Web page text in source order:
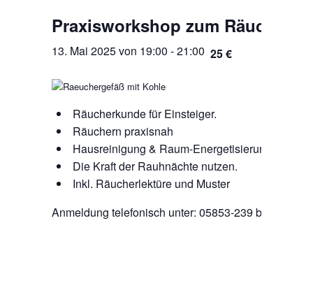
Praxisworkshop zum Räuchern
13. Mai 2025 von 19:00 -21:00 25 €
Räucherkunde für Einsteiger.
Räuchern praxisnah
Hausreinigung & Raum-Energetisierung
Die Kraft der Rauhnächte nutzen.
Inkl. Räucherlektüre und Muster
Anmeldung telefonisch unter: 05853-239 beim